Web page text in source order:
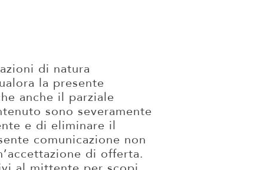
di natura
la presente
anche il parziale
sono severamente
e di eliminare il
comunicazione non
di offerta.